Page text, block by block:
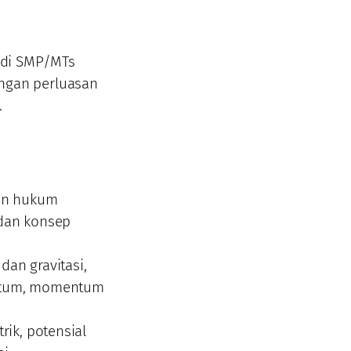
SMP/MTs
perluasan
hukum
konsep
gravitasi,
momentum
potensial